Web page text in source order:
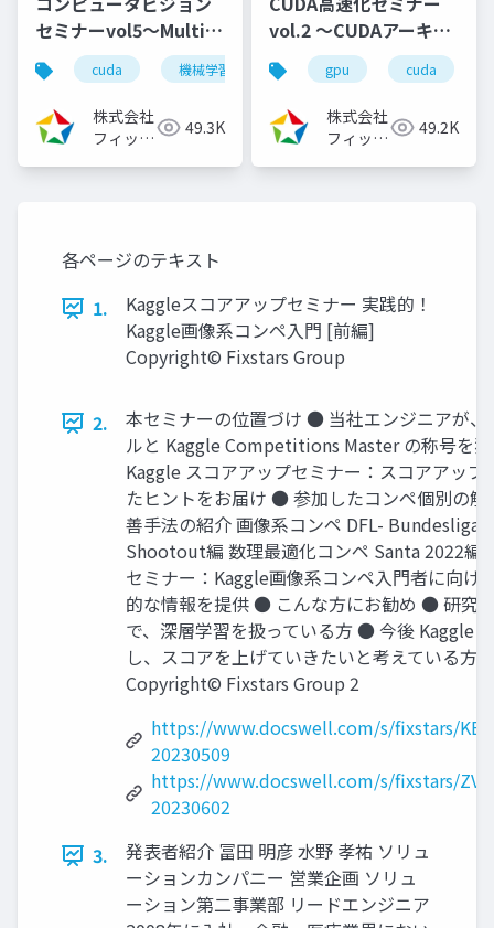
セミナーvol5～Multi-
View StereoのCUDA
高速化～（2024/8/7)
cuda 機械学習 deeplearning 深層学習
株式会社
フィック
49.3K
vol.2 ～CUDAアーキテ
クチャの進化～
（2022/06/23）
gpu cuda
株式会社
フィック
49.2K
各ページのテキスト
1.
Kaggleスコアアップセミナー 実践的！
Kaggle画像系コンペ入門 [前編]
Copyright© Fixstars Group
2.
本セミナーの位置づけ ● 当社エンジニアが、
ルと Kaggle Competitions Master の称号を
Kaggle スコアアップセミナー：スコアアップ
たヒントをお届け ● 参加したコンペ個別の解
善手法の紹介 画像系コンペ DFL- Bundesliga
Shootout編 数理最適化コンペ Santa 2022編
セミナー：Kaggle画像系コンペ入門者に向け
的な情報を提供 ● こんな方にお勧め ● 研究
で、深層学習を扱っている方 ● 今後 Kaggle
し、スコアを上げていきたいと考えている方
Copyright© Fixstars Group 2
https://www.docswell.com/s/fixstars/
20230509
https://www.docswell.com/s/fixstars/
20230602
3.
発表者紹介 冨田 明彦 水野 孝祐 ソリュ
ーションカンパニー 営業企画 ソリュ
ーション第二事業部 リードエンジニア